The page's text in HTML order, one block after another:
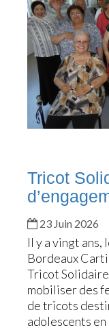
Tricot
23 Juin 2026
Il y a vingt ans,
Bordeaux
Tricot
mobiliser des
de tricots
adolescents